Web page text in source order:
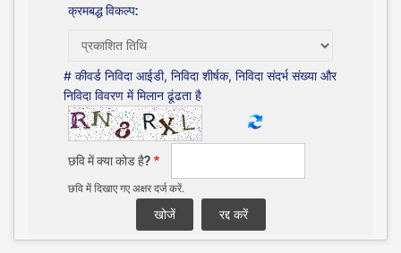
क्रमबद्ध विकल्प:
# कीवर्ड निविदा आईडी, निविदा शीर्षक, निविदा संदर्भ संख्या और
निविदा विवरण में मिलान ढूंढता है
छवि में क्या कोड है?
छवि में दिखाए गए अक्षर दर्ज करें.